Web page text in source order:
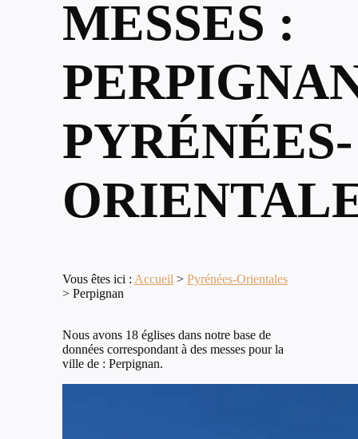
MESSES :
PYRÉNÉES-
Vous êtes ici : Accueil > Pyrénées-Orientales
> Perpignan
Nous avons 18 églises dans notre base de
données correspondant à des messes pour la
ville de : Perpignan.